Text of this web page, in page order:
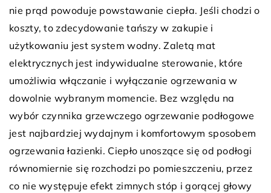
nie prąd powoduje powstawanie ciepła. Jeśli chodzi o
koszty, to zdecydowanie tańszy w zakupie i
użytkowaniu jest system wodny. Zaletą mat
elektrycznych jest indywidualne sterowanie, które
umożliwia włączanie i wyłączanie ogrzewania w
dowolnie wybranym momencie. Bez względu na
wybór czynnika grzewczego ogrzewanie podłogowe
jest najbardziej wydajnym i komfortowym sposobem
ogrzewania łazienki. Ciepło unoszące się od podłogi
równomiernie się rozchodzi po pomieszczeniu, przez
co nie występuje efekt zimnych stóp i gorącej głowy